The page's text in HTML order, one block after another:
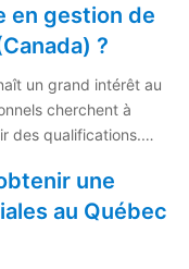
en gestion de
?
un grand intérêt au
cherchent à
des qualifications.…
une
au Québec